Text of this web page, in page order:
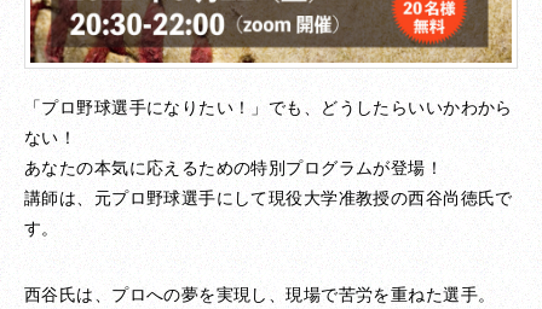
「プロ野球選手になりたい！」でも、どうしたらいいかわから
ない！
あなたの本気に応えるための特別プログラムが登場！
講師は、元プロ野球選手にして現役大学准教授の西谷尚徳氏で
す。
西谷氏は、プロへの夢を実現し、現場で苦労を重ねた選手。